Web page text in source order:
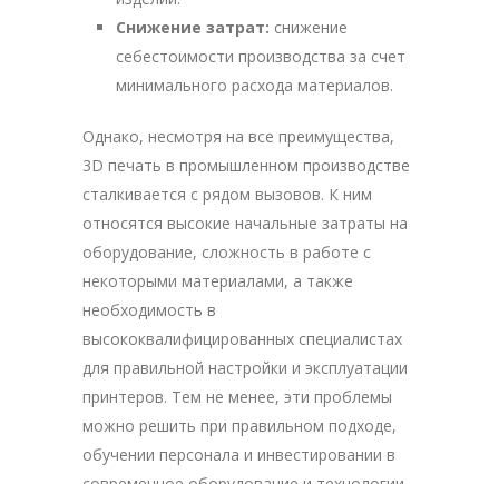
Снижение затрат: снижение
себестоимости производства за счет
минимального расхода материалов.
Однако, несмотря на все преимущества,
3D печать в промышленном производстве
сталкивается с рядом вызовов. К ним
относятся высокие начальные затраты на
оборудование, сложность в работе с
некоторыми материалами, а также
необходимость в
высококвалифицированных специалистах
для правильной настройки и эксплуатации
принтеров. Тем не менее, эти проблемы
можно решить при правильном подходе,
обучении персонала и инвестировании в